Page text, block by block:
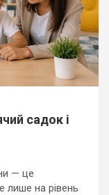
садок і
— це
лише на рівень